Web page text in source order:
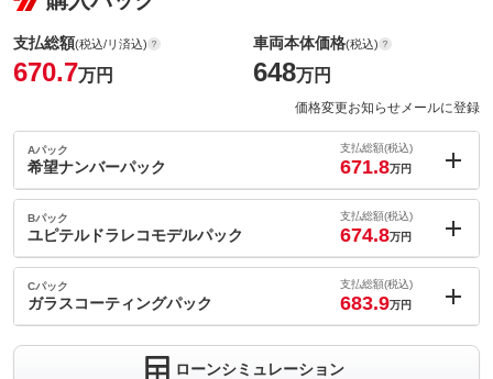
支払総額(税込/リ済込)
670.7万円
車両本体価格(税込)
648万円
価格変更お知らせメールに登録
Aパック
希望ナンバーパック
支払総額(税込)
671.8万円
内：オプシ
ョン価格
(税込)
車両本体価
648万円
Bパック
ユピテルドラレコモデルパック
支払総額(税込)
674.8万円
内：オプシ
ョン価格
(税込)
車両本体価
Cパック
ガラスコーティングパック
支払総額(税込)
683.9万円
13.2万円
ローンシミュレーション